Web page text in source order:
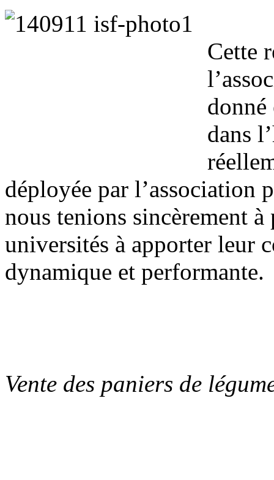
Cette
donné
dans
déployée par l’association
nous tenions sincèrement à
universités à apporter leur
dynamique et performante.
Vente des paniers de